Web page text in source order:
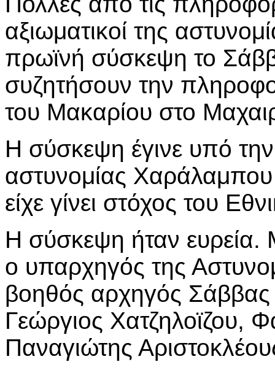
αξιωματικοί της
πρωϊνή σύσκεψη το
συζητήσουν την
του Μακαρίου στο
Η σύσκεψη έγινε υπό
αστυνομίας
είχε γίνει στόχος του
Η σύσκεψη ήταν ευρεία.
ο υπαρχηγός της
βοηθός αρχηγός Σάββας
Γεώργιος Χατζηλοϊζου,
Παναγιώτης